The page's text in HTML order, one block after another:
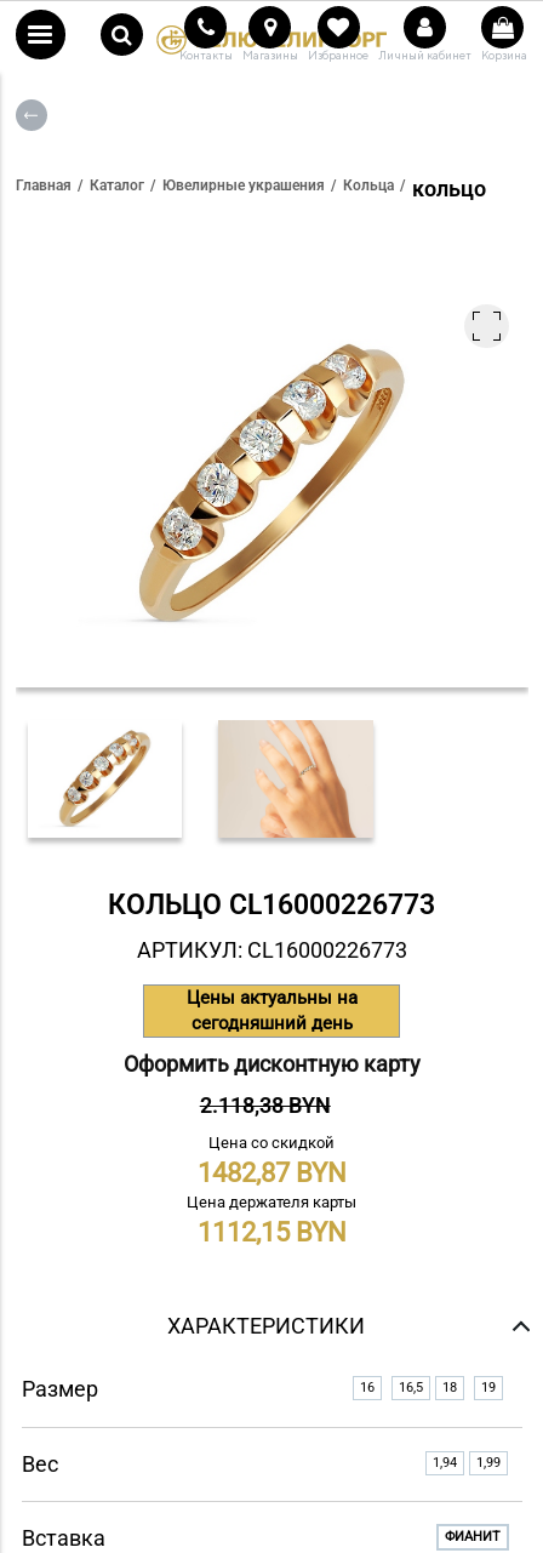
Контакты Магазины Избранное Личный кабинет Корзина
Главная Каталог Ювелирные украшения Кольца кольцо
КОЛЬЦО СL16000226773
АРТИКУЛ: СL16000226773
Цены актуальны на
сегодняшний день
Оформить дисконтную карту
2.118,38 BYN
Цена со скидкой
1482,87
Цена держателя карты
1112,15
ХАРАКТЕРИСТИКИ
Размер 16 16,5 18 19
Вес 1,94 1,99
Вставка ФИАНИТ